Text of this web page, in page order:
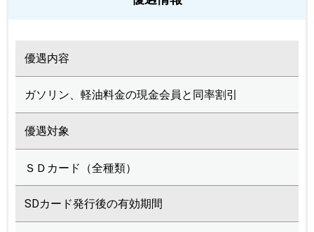
優遇内容
ガソリン、軽油料金の現金会員と同率割引
優遇対象
ＳＤカード（全種類）
SDカード発行後の有効期間